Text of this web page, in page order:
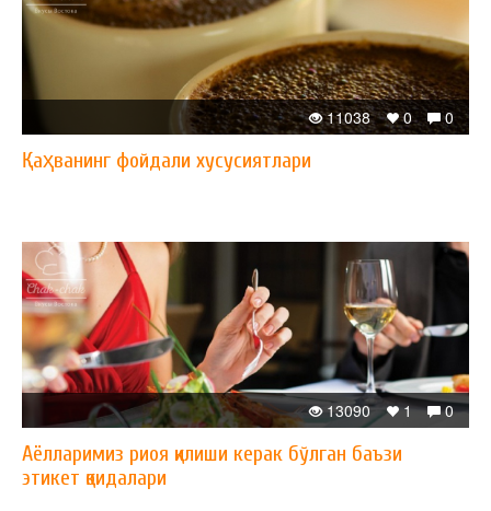
0
0
11038
Қаҳванинг фойдали хусусиятлари
0
1
13090
Аёлларимиз риоя қилиши керак бўлган баъзи
этикет қоидалари